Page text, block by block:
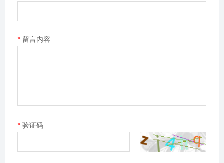
* 留言内容
* 验证码